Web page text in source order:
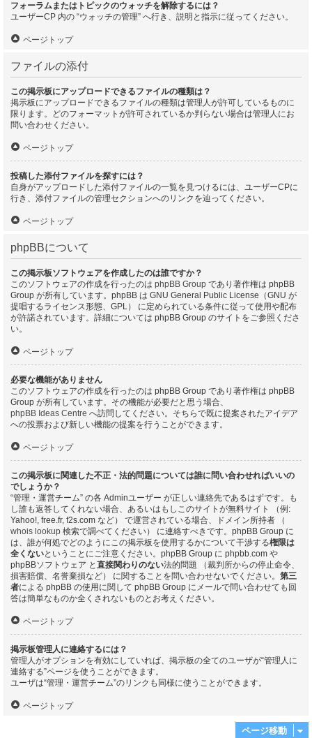
フォーラムまたはトピックのウォッチを解除するには？
ユーザーCP 内の “ウォッチの管理” へ行き、説明と指示に従ってください。
ページトップ
ファイルの添付
この掲示板にアップロードできるファイルの種類は？
掲示板にアップロードできるファイルの種類は管理人が許可しているものに
限ります。どのフォーマットが許可されているか判らない場合は管理人にお
問い合わせください。
ページトップ
投稿した添付ファイルを探すには？
自身がアップロードした添付ファイルの一覧を見つけるには、ユーザーCPに
行き、添付ファイルの管理セクションへのリンクを辿ってください。
ページトップ
phpBBについて
この掲示板ソフトウェアを作成したのは誰ですか？
このソフトウェアの作成を行ったのは phpBB Group であり著作権は phpBB
Group が所有しています。phpBB は GNU General Public License（GNU が
提唱するライセンス形態、GPL） に定められている条件に従って使用や配布
が許諾されています。詳細については phpBB Group のサイトをご参照くださ
い。
ページトップ
必要な機能がありません
このソフトウェアの作成を行ったのは phpBB Group であり著作権は phpBB
Group が所有しています。その機能が必要だと思う場合、
phpBB Ideas Centre へ訪問してください。そちらで既に提案されたアイデア
への投票および新しい機能の提案を行うことができます。
ページトップ
この掲示板に関連した不正・法的問題については誰に問い合わせればいいの
でしょうか？
“管理・運営チーム” の各 Adminユーザー が正しい連絡先であるはずです。も
し誰も返答してくれない場合、あるいはもしこのサイトが無料サイト （例:
Yahoo!, free.fr, f2s.com など） で運営されている場合、ドメイン所持者 （
whois lookup 検索で調べてください） に連絡すべきです。phpBB Group に
は、誰が何処でどのようにこの掲示板を使用するかについて干渉する権限は
全くないということにご注意ください。phpBB Group に phpbb.com や
phpBBソフトウェア と 直接関わりのない法的問題 （裁判所からの停止命令、
損害賠償、名誉棄損など） に関することを問い合わせないでください。 第三
者による phpBB の使用に関して phpBB Group にメールで問い合わせても回
答は簡単なものか全くされないものとお考えください。
ページトップ
掲示板管理人に連絡するには？
管理人がオプションを有効にしていれば、掲示板の全てのユーザが“管理人に
連絡する”ページを使うことができます。
ユーザは“管理・運営チーム”のリンクも同様に使うことができます。
ページトップ
ページ移動